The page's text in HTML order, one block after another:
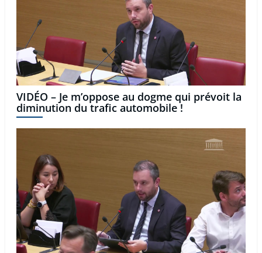
VIDÉO – Je m’oppose au dogme qui prévoit la
diminution du trafic automobile !